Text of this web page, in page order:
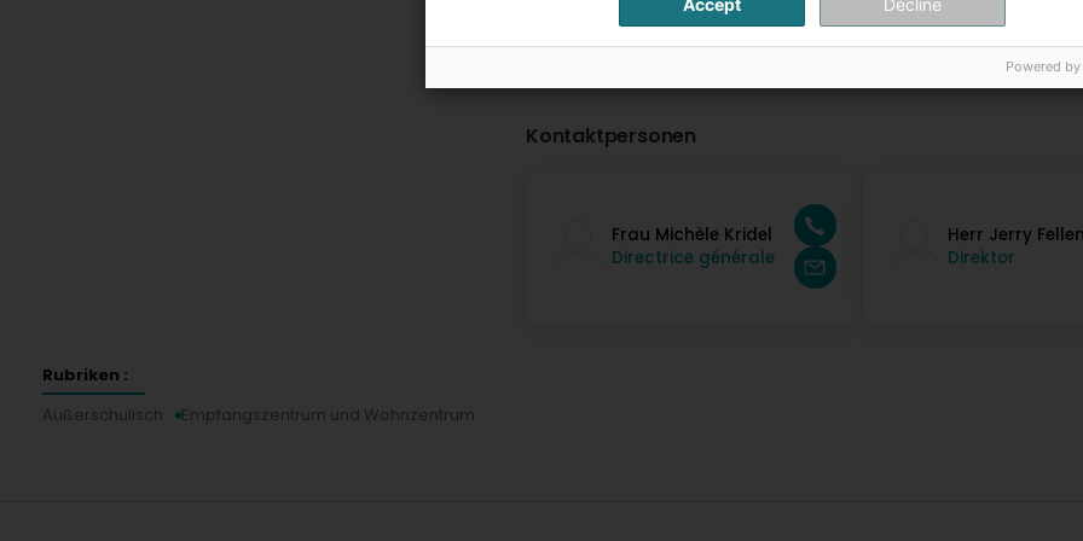
Kontaktpersonen
Frau Michèle Kridel
Directrice générale
Herr Jerry
Direktor
Rubriken :
Außerschulisch
Empfangszentrum und Wohnzentrum
Accept Decline
Powered by